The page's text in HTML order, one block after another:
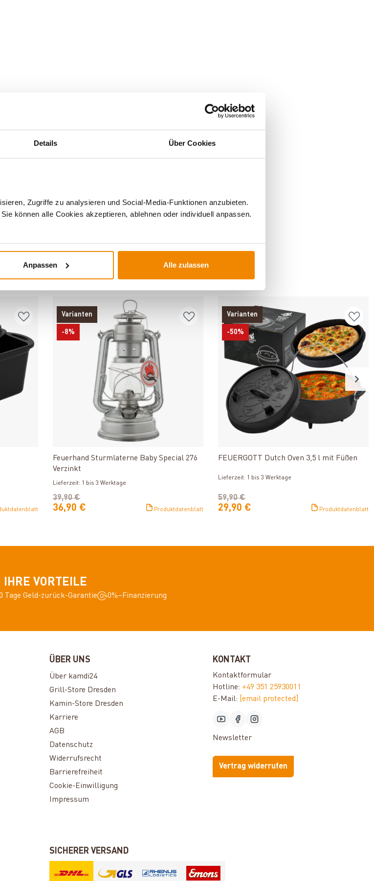
Details Über Cookies
Zugriffe zu analysieren und Social-Media-Funktionen anzubieten.
können alle Cookies akzeptieren, ablehnen oder individuell anpassen.
Anpassen Alle zulassen
Varianten
-8%
Produkt ansehen
Feuerhand Sturmlaterne Baby Special 276
Verzinkt
Lieferzeit: 1 bis 3 Werktage
36,90 €
39,90 €
Produktdatenblatt
Varianten
-50%
FEUERGOTT Dutch Oven 3,5 l mit Füßen
Lieferzeit: 1 bis 3 Werktage
29,90 €
59,90 €
Produktdatenblatt
IHRE VORTEILE
Tage Geld-zurück-Garantie 0%–Finanzierung
ÜBER UNS
Über kamdi24
Grill-Store Dresden
Kamin-Store Dresden
Karriere
AGB
Datenschutz
Widerrufsrecht
Barrierefreiheit
Cookie-Einwilligung
Impressum
KONTAKT
Kontaktformular
Hotline: +49 351 25930011
E-Mail:
[email protected]
Newsletter
Vertrag widerrufen
SICHERER VERSAND